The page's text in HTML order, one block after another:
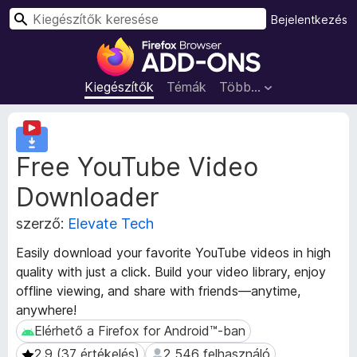
F
r
e
x
b
é
s
z
k
i
Kiegészítők Témák Több…
Bejelentkezés
K
Free YouTube Video
Downloader
szerző: Elevate Tech
Easily download your favorite YouTube videos in high
quality with just a click. Build your video library, enjoy
offline viewing, and share with friends—anytime,
anywhere!
Elérhető a Firefox for Android™-ban
Elérhető a Firefox for Android™-ban
2.9 (37 értékelés) 2 546 felhasználó
K
e
g
é
s
z
í
t
ő
m
e
t
a